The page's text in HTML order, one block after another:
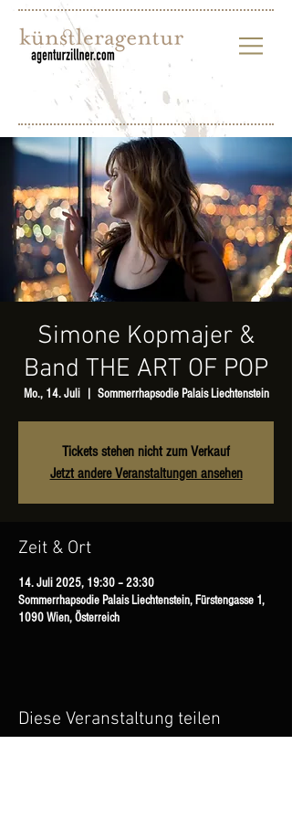
Simone Kopmajer &
Band THE ART OF POP
Mo., 14. Juli
  |
Sommerrhapsodie Palais Liechtenstein
Tickets stehen nicht zum Verkauf
Jetzt andere Veranstaltungen ansehen
Zeit & Ort
14. Juli 2025, 19:30 – 23:30
Sommerrhapsodie Palais Liechtenstein, Fürstengasse 1,
1090 Wien, Österreich
Diese Veranstaltung teilen